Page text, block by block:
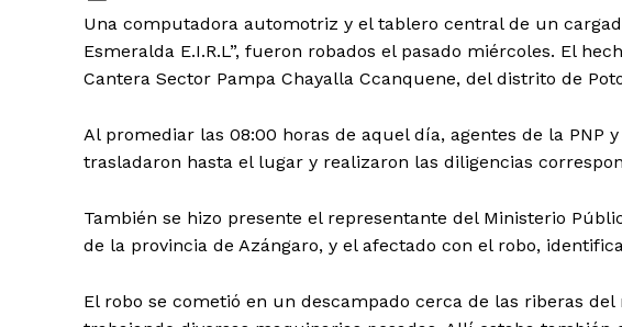
Una computadora automotriz y el tablero central de un
Esmeralda E.I.R.L”, fueron robados el pasado miércoles. El
Cantera Sector Pampa Chayalla Ccanquene, del distrito de
Al promediar las 08:00 horas de aquel día, agentes de la PNP
trasladaron hasta el lugar y realizaron las diligencias
También se hizo presente el representante del Ministerio
de la provincia de Azángaro, y el afectado con el robo,
El robo se cometió en un descampado cerca de las riberas